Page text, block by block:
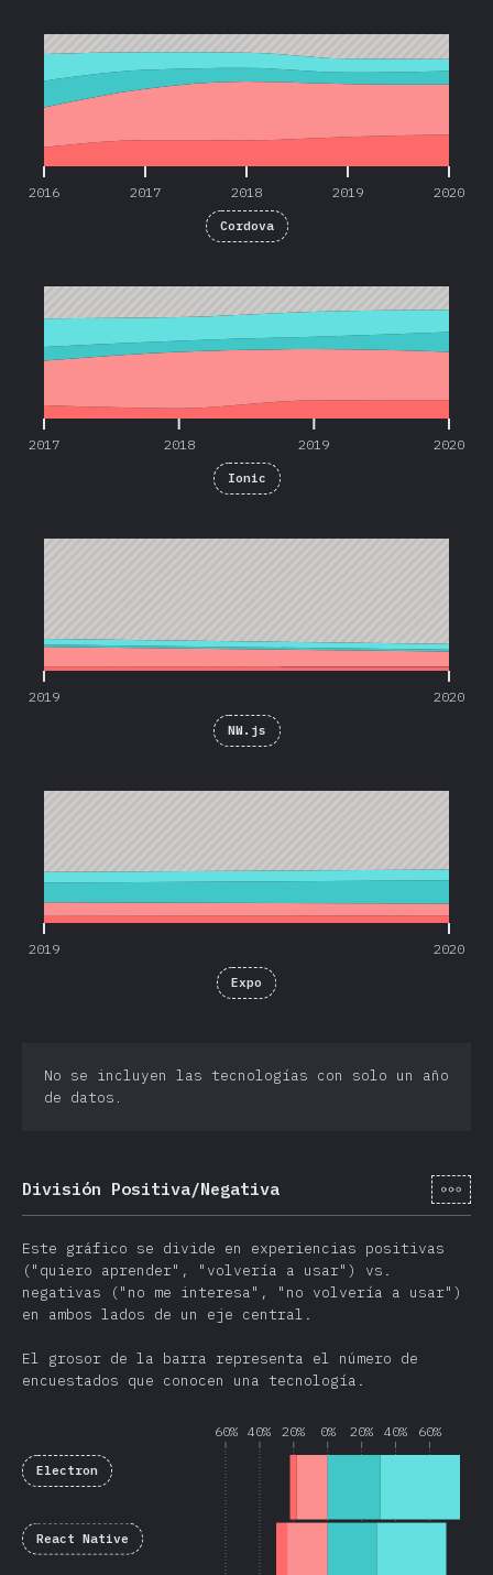
2016 2017 2018 2019 2020
Cordova
2017 2018 2019 2020
Ionic
2019 2020
NW.js
2019 2020
Expo
No se incluyen las tecnologías con solo un año
de datos.
División Positiva/Negativa [es-
Este gráfico se divide en experiencias positivas
("quiero aprender", "volvería a usar") vs.
negativas ("no me interesa", "no volvería a usar")
en ambos lados de un eje central.
El grosor de la barra representa el número de
encuestados que conocen una tecnología.
60% 40% 20% 0% 20% 40% 60%
Electron
React Native